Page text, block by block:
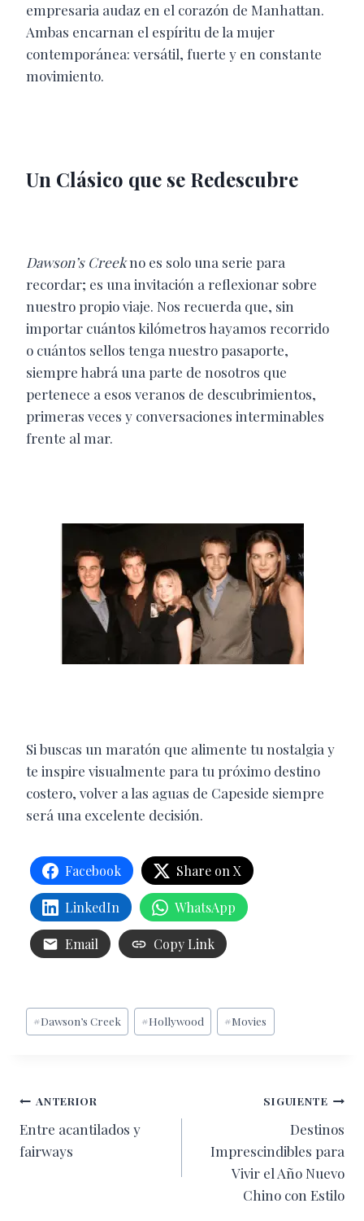
empresaria audaz en el corazón de Manhattan.
Ambas encarnan el espíritu de la mujer
contemporánea: versátil, fuerte y en constante
movimiento.
Un Clásico que se Redescubre
Dawson’s Creekno es solo una serie para
recordar; es una invitación a reflexionar sobre
nuestro propio viaje. Nos recuerda que, sin
importar cuántos kilómetros hayamos recorrido
o cuántos sellos tenga nuestro pasaporte,
siempre habrá una parte de nosotros que
pertenece a esos veranos de descubrimientos,
primeras veces y conversaciones interminables
frente al mar.
Si buscas un maratón que alimente tu nostalgia y
te inspire visualmente para tu próximo destino
costero, volver a las aguas de Capeside siempre
será una excelente decisión.
Facebook Share on X
LinkedIn WhatsApp
Email Copy Link
Etiquetas
de
#Dawson’s Creek #Hollywood #Movies
Navegación
de
ANTERIOR
Entre acantilados y
fairways
SIGUIENTE
Destinos
Imprescindibles para
Vivir el Año Nuevo
Chino con Estilo